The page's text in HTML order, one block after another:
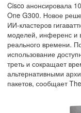
Cisco анонсировала
One G300. Новое
ИИ-кластеров
моделей, инференс и
реального времени.
использование
треть и сокращает
альтернативными
пакетов, сообщает